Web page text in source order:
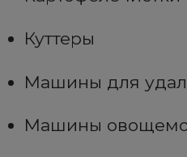
Куттеры
Машины для
Машины